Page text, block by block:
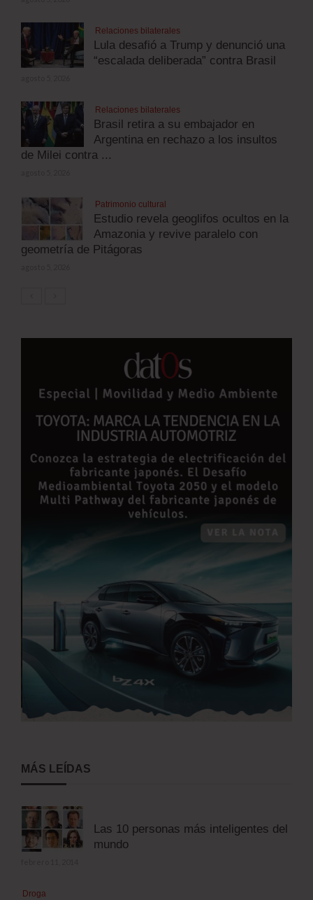
Relaciones bilaterales
Lula desafió a Trump y denunció una
“escalada deliberada” contra Brasil
Relaciones bilaterales
Brasil retira a su embajador en
Argentina en rechazo a los insultos
de Milei contra ...
Patrimonio cultural
Estudio revela geoglifos ocultos en la
Amazonia y revive paralelo con
geometría de Pitágoras
MÁS LEÍDAS
Las 10 personas más inteligentes del
mundo
Droga